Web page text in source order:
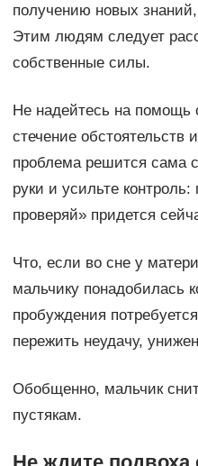
получению новых
Этим людям следует
собственные силы.
Не надейтесь на помощь
стечение обстоятельств
проблема решится сама
руки и усильте
проверяй» придется
Что, если во сне у
мальчику понадобилась
пробуждения
пережить неудачу,
Обобщенно, мальчик
пустякам.